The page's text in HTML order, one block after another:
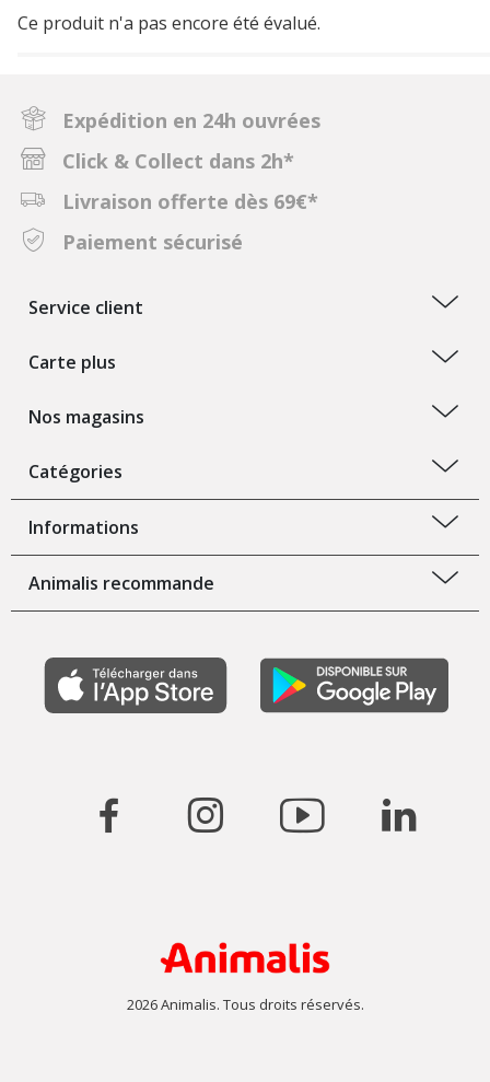
Ce produit n'a pas encore été évalué.
Expédition en 24h ouvrées
Click & Collect dans 2h*
Livraison offerte dès 69€*
Paiement sécurisé
Service client
Carte plus
Nos magasins
Catégories
Informations
Animalis recommande
2026 Animalis. Tous droits réservés.